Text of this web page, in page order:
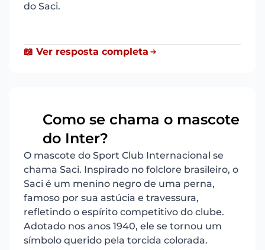
do Saci.
📖 Ver resposta completa
Como se chama o mascote
do Inter?
O mascote do Sport Club Internacional se
chama Saci. Inspirado no folclore brasileiro, o
Saci é um menino negro de uma perna,
famoso por sua astúcia e travessura,
refletindo o espírito competitivo do clube.
Adotado nos anos 1940, ele se tornou um
símbolo querido pela torcida colorada.